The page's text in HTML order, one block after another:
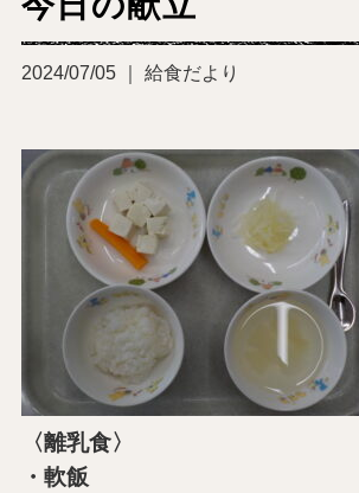
2024/07/05 ｜ 給食だより
〈離乳食〉
・軟飯